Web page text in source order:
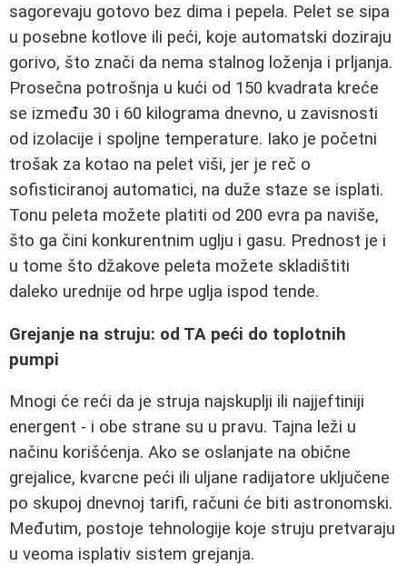
sagorevaju gotovo bez dima i pepela. Pelet se sipa
u posebne kotlove ili peći, koje automatski doziraju
gorivo, što znači da nema stalnog loženja i prljanja.
Prosečna potrošnja u kući od 150 kvadrata kreće
se između 30 i 60 kilograma dnevno, u zavisnosti
od izolacije i spoljne temperature. Iako je početni
trošak za kotao na pelet viši, jer je reč o
sofisticiranoj automatici, na duže staze se isplati.
Tonu peleta možete platiti od 200 evra pa naviše,
što ga čini konkurentnim uglju i gasu. Prednost je i
u tome što džakove peleta možete skladištiti
daleko urednije od hrpe uglja ispod tende.
Grejanje na struju: od TA peći do toplotnih
pumpi
Mnogi će reći da je struja najskuplji ili najjeftiniji
energent - i obe strane su u pravu. Tajna leži u
načinu korišćenja. Ako se oslanjate na obične
grejalice, kvarcne peći ili uljane radijatore uključene
po skupoj dnevnoj tarifi, računi će biti astronomski.
Međutim, postoje tehnologije koje struju pretvaraju
u veoma isplativ sistem grejanja.